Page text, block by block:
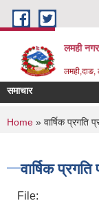
Skip to main content
लमही
लमही,दाङ,
समाचार
You are
Home » वार्षिक प्रगति
वार्षिक
File: